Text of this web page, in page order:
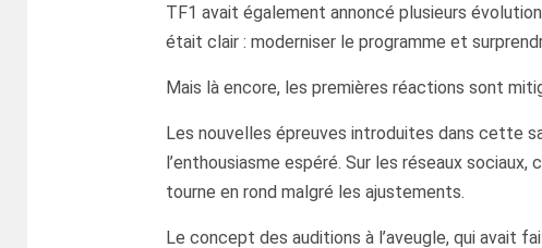
TF1 avait également annoncé plusieurs
était clair : moderniser le programme et
Mais là encore, les premières réactions sont
Les nouvelles épreuves introduites dans cette
l’enthousiasme espéré. Sur les réseaux
tourne en rond malgré les ajustements.
Le concept des auditions à l’aveugle, qui avait